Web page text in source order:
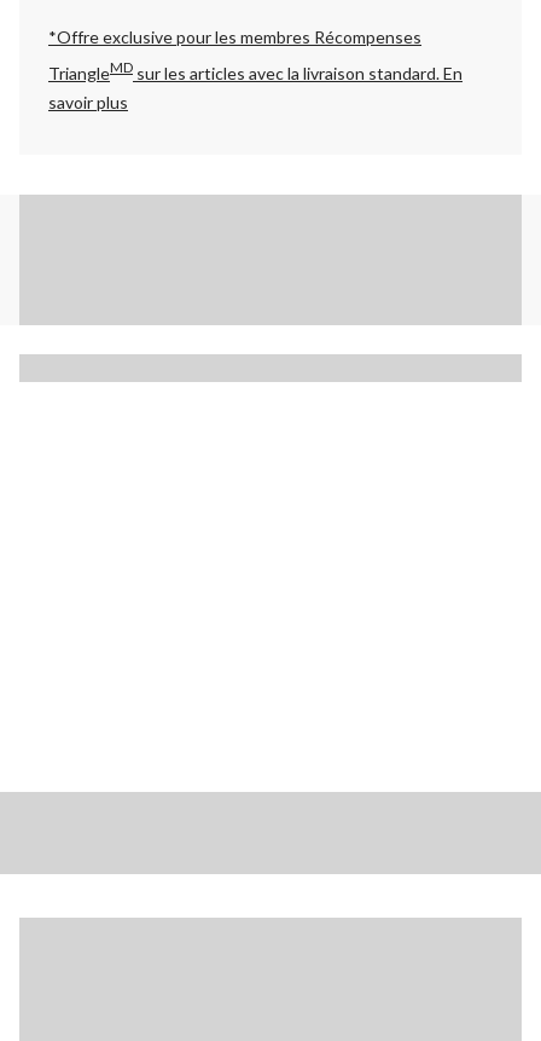
*Offre exclusive pour les membres Récompenses
TriangleMD sur les articles avec la livraison standard.En
savoir plus